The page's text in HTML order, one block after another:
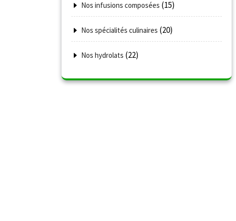
Nos infusions composées (15)
Nos spécialités culinaires (20)
Nos hydrolats (22)